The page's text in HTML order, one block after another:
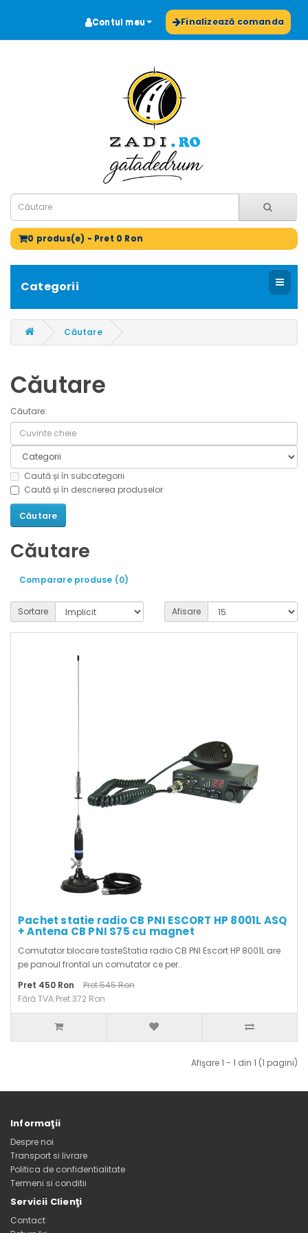
Contul meu Finalizează comanda
0 produs(e) - Pret 0 Ron
Categorii
Căutare
Căutare
Căutare:
Caută și în subcategorii
Caută și în descrierea produselor
Căutare
Comparare produse (0)
Sortare Afisare
Pachet statie radio CB PNI ESCORT HP 8001L ASQ
+ Antena CB PNI S75 cu magnet
Comutator blocare tasteStatia radio CB PNI Escort HP 8001L are
pe panoul frontal un comutator ce per..
Pret 450 Ron
Pret 545 Ron
Fără TVA:Pret 372 Ron
Afişare 1 - 1 din 1 (1 pagini)
Informaţii
Despre noi
Transport si livrare
Politica de confidentialitate
Termeni si conditii
Servicii Clienţi
Contact